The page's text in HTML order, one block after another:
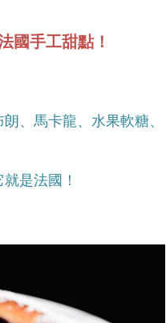
手工甜點！
、馬卡龍、水果軟糖、
是法國！